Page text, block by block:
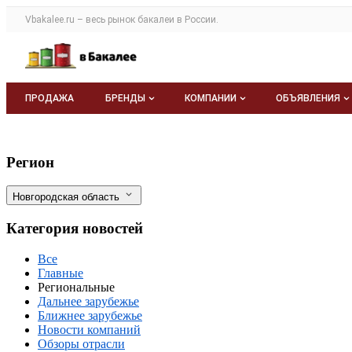
Раздел навигации по сайту vbakalee.ru
Vbakalee.ru – весь рынок бакалеи в России.
Авторизация и меню пользователя
Навигация по разделам сайта vbakalee.ru
ПРОДАЖА БРЕНДЫ КОМПАНИИ ОБЪЯВЛЕНИЯ
Управлением Россельхознадзора в
Фильтры
Регион
Новгородская область
Категория новостей
Все
Главные
Региональные
Дальнее зарубежье
Ближнее зарубежье
Новости компаний
Обзоры отрасли